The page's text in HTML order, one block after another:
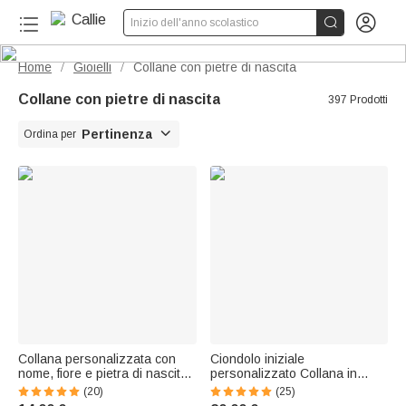
Inizio dell'anno scolastico  
Home / Gioielli / Collane con pietre di nascita
Collane con pietre di nascita 397 Prodotti
Ordina per Pertinenza 
Collana personalizzata con
nome, fiore e pietra di nascita -
Regalo di compleanno per
donne
(20)
Ciondolo iniziale
personalizzato Collana in
argento sterling con pietra di
nascita a forma di cuore
(25)